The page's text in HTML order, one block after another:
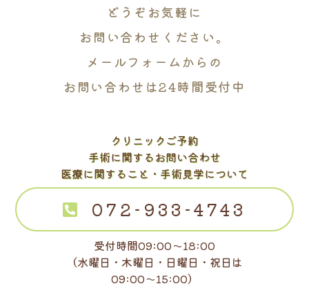
どうぞお気軽に
お問い合わせください。
メールフォームからの
お問い合わせは24時間受付中
クリニックご予約
手術に関するお問い合わせ
医療に関すること・手術見学について
072-933-4743
受付時間09:00～18:00
（水曜日・木曜日・日曜日・祝日は
09:00～15:00）